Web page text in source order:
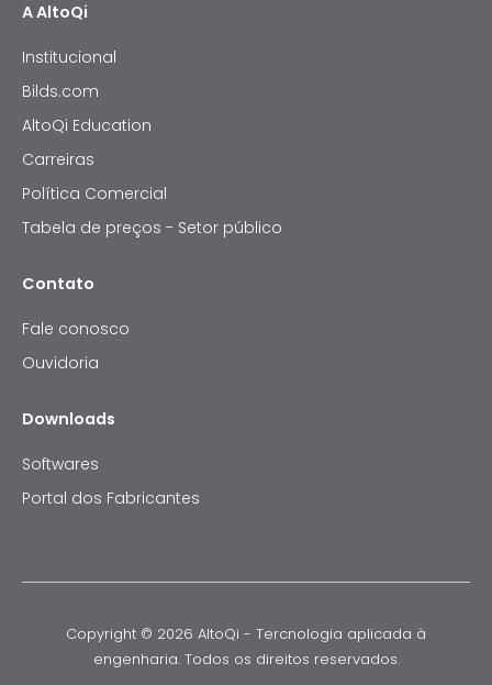
A AltoQi
Institucional
Bilds.com
AltoQi Education
Carreiras
Política Comercial
Tabela de preços - Setor público
Contato
Fale conosco
Ouvidoria
Downloads
Softwares
Portal dos Fabricantes
Copyright © 2026 AltoQi - Tercnologia aplicada à
engenharia. Todos os direitos reservados.